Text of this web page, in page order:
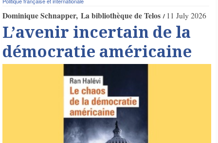
Dominique Schnapper La bibliothèque de Telos 11 July 2026
L’avenir incertain de la
démocratie américaine